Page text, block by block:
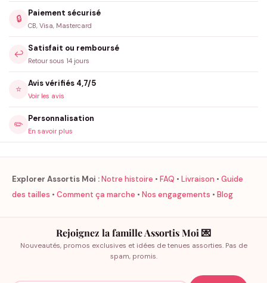
🔒
Paiement sécurisé
CB, Visa, Mastercard
↩️
Satisfait ou remboursé
Retour sous 14 jours
⭐
Avis vérifiés 4,7/5
Voir les avis
✏️
Personnalisation
En savoir plus
Explorer Assortis Moi :Notre histoire • FAQ • Livraison • Guide
des tailles • Comment ça marche • Nos engagements • Blog
Rejoignez la famille Assortis Moi 💌
Nouveautés, promos exclusives et idées de tenues assorties. Pas de
spam, promis.